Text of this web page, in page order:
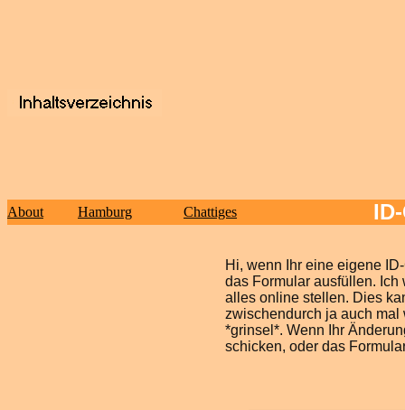
About Hamburg Chattiges
Hi, wenn Ihr eine eigene
das Formular ausfüllen.
alles online stellen. Dies
zwischendurch ja auch mal
*grinsel*. Wenn Ihr
schicken, oder das